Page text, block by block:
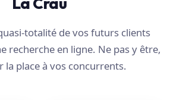
totalité de vos futurs clients
recherche en ligne. Ne pas y être,
la place à vos concurrents.